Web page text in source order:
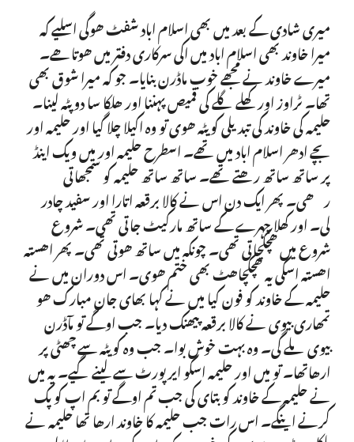
میری شادی کے بعد میں بھی اسلام اباد شفٹ ھوگی اسلیے کہ
میرا خاوند بھی اسلام اباد میں اکی سرکاری دفتر میں ھوتا ھے۔
میرے خاوند نے مجھے خوب ماڈرن بنایا۔ جو کہ میرا شوق بھی
تھا۔ ٹراوز اور کھلے گلے کی قمیص پہننا اور ھلکا سا دوپٹہ لینا۔
حلیمہ کی خاوند کی تبدیلی کویٹہ ھوی تو وہ اکیلا چلا گیا اور حلیمہ اور
بچے ادھر اسلام اباد میں تھے۔ اسطرح حلیمہ اور میں ویک اینڈ
پر ساتھ ساتھ رھتے تھے۔ ساتھ ساتھ حلیمہ کو سمجھاتی
رھی۔ پھر ایک دن اس نے کالا برقعہ اتارا اور سفید چادر
لی۔ اور کھلا چہرے کے ساتھ مارکیٹ جاتی تھی۔ شروع
شروع میں ھچکچاتی تھی۔ چونکہ میں ساتھ ھوتی تھی۔ پھر اھستہ
اھستہ اسکی یہ ھچکچاھٹ بھی ختم ھوی۔ اس دوران میں نے
حلیمہ کے خاوند کو فون کیا میں نے کہا بھای جان مبارک ھو
تمھاری بیوی نے کالا برقعہ پیھنک دیا۔ جب اوگے تو مآڈرن
بیوی ملے گی۔ وہ بہت خوش بوا۔ جب وہ کویٹہ سے چھٹی پر
ارھاتھا۔ تو میں اور حلیمہ اسکو ایرپورٹ سے لینے گیے۔ یہ میں
نے حلیمہ کے خاوند کو بتای کی جب تم اوگے تو بم اپ کو پک
کرنے اینگے۔ اس رات جب حلیمہ کا خاوند ارھا تھا حلیمہ نے